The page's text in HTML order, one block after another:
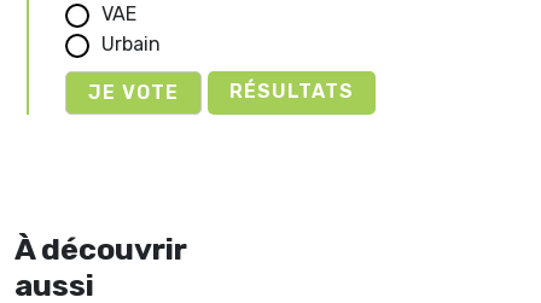
VAE
Urbain
RÉSULTATS
À découvrir
aussi